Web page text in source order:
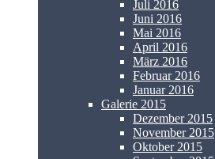
Juli 2016
Juni 2016
Mai 2016
April 2016
März 2016
Februar 2016
Januar 2016
Galerie 2015
Dezember 2015
November 2015
Oktober 2015